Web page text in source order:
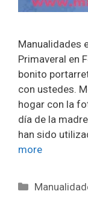
Manualidades
Primaveral en
bonito
con ustedes.
hogar con la
día de la
han sido
more